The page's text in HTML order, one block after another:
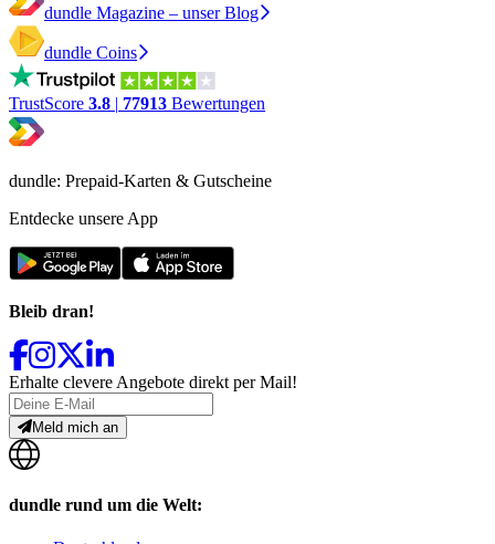
dundle Magazine – unser Blog
dundle Coins
TrustScore 3.8 | 77913 Bewertungen
dundle: Prepaid-Karten & Gutscheine
Entdecke unsere App
Bleib dran!
Erhalte clevere Angebote direkt per Mail!
Meld mich an
dundle rund um die Welt: